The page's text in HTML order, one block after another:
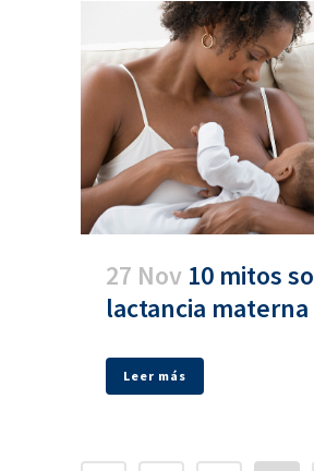
27 Nov 10 mitos
lactancia materna
Leer más